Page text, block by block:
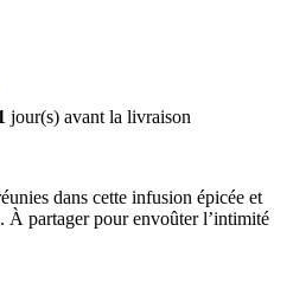
jour(s) avant la livraison
dans cette infusion épicée et
À partager pour envoûter l’intimité